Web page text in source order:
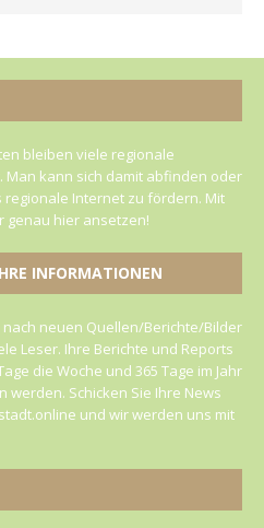
bleiben viele regionale
kann sich damit abfinden oder
Internet zu fördern. Mit
genau hier ansetzen!
INFORMATIONEN
neuen Quellen/Berichte/Bilder
Leser. Ihre Berichte und Reports
die Woche und 365 Tage im Jahr
Schicken Sie Ihre News
und wir werden uns mit